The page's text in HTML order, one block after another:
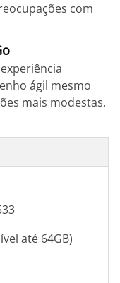
com
ágil mesmo
mais modestas.
até 64GB)